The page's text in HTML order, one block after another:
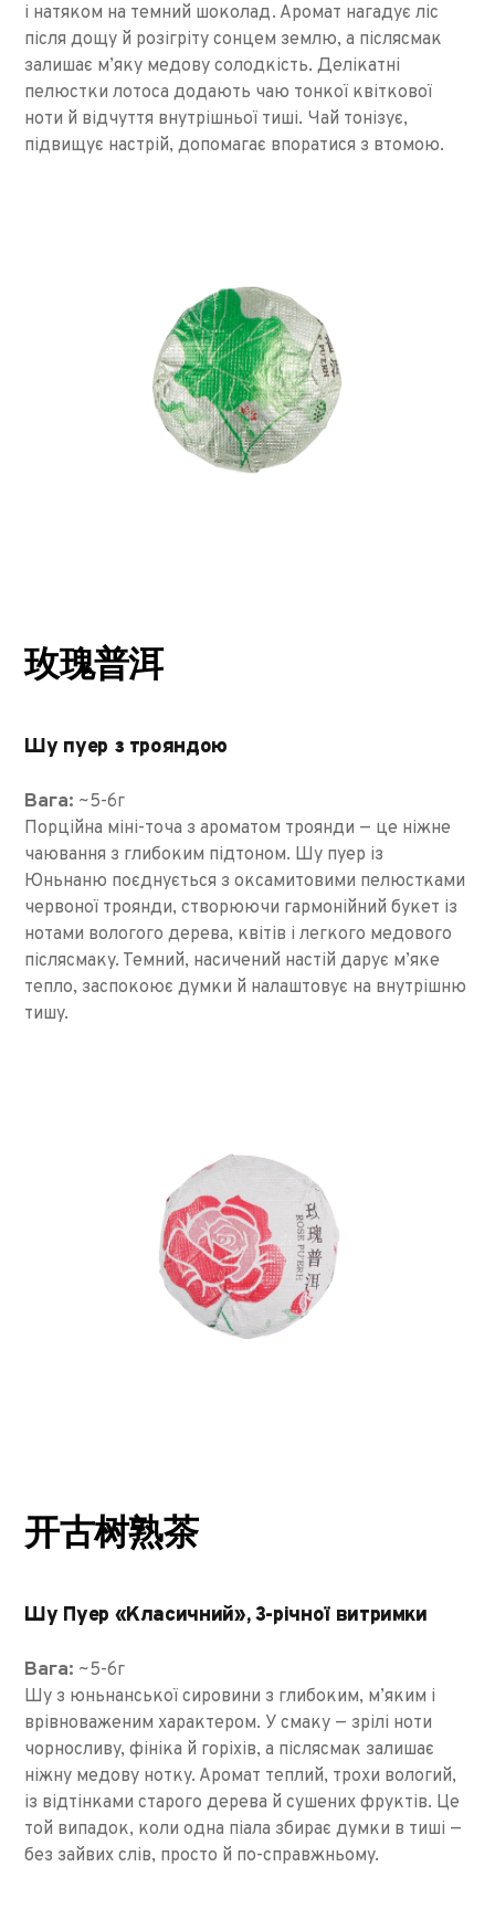
і натяком на темний шоколад. Аромат нагадує ліс
після дощу й розігріту сонцем землю, а післясмак
залишає м’яку медову солодкість. Делікатні
пелюстки лотоса додають чаю тонкої квіткової
ноти й відчуття внутрішньої тиші. Чай тонізує,
підвищує настрій, допомагає впоратися з втомою.
玫瑰普洱
Шу пуер з трояндою
Вага: ~5-6г
Порційна міні-точа з ароматом троянди — це ніжне
чаювання з глибоким підтоном. Шу пуер із
Юньнаню поєднується з оксамитовими пелюстками
червоної троянди, створюючи гармонійний букет із
нотами вологого дерева, квітів і легкого медового
післясмаку. Темний, насичений настій дарує м’яке
тепло, заспокоює думки й налаштовує на внутрішню
тишу.
开古树熟茶
Шу Пуер «Класичний», 3-річної витримки
Вага: ~5-6г
Шу з юньнанської сировини з глибоким, м’яким і
врівноваженим характером. У смаку — зрілі ноти
чорносливу, фініка й горіхів, а післясмак залишає
ніжну медову нотку. Аромат теплий, трохи вологий,
із відтінками старого дерева й сушених фруктів. Це
той випадок, коли одна піала збирає думки в тиші —
без зайвих слів, просто й по-справжньому.